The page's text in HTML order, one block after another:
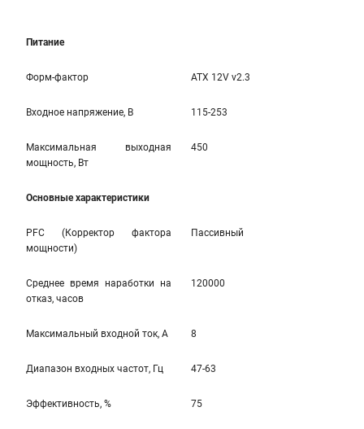
Питание
Форм-фактор ATX 12V v2.3
Входное напряжение, В 115-253
Максимальная выходная
мощность, Вт
450
Основные характеристики
PFC (Корректор фактора
мощности)
Пассивный
Среднее время наработки на
отказ, часов
120000
Максимальный входной ток, А 8
Диапазон входных частот, Гц 47-63
Эффективность, % 75